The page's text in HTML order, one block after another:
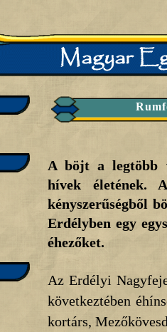
A böjt a legtöbb
hívek életének.
kényszerűségből
Erdélyben egy
éhezőket.
Az Erdélyi
következtében
kortárs,